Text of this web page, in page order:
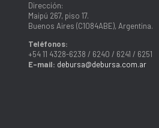
Dirección:
Maipú 267, piso 17.
Buenos Aires (C1084ABE), Argentina.
Teléfonos:
+54 11 4328-6238 / 6240 / 6241 / 6251
E-mail: debursa@debursa.com.ar